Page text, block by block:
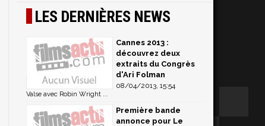
LES DERNIÈRES NEWS
Cannes 2013 :
découvrez deux
extraits du Congrès
d'Ari Folman
08/04/2013, 15:54
Valse avec Robin Wright ...
Première bande
annonce pour Le